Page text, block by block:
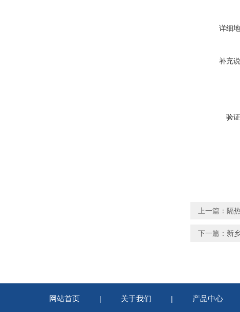
详细
补充
验
上一篇： 隔
下一篇： 新
网站首页 | 关于我们 | 产品中心